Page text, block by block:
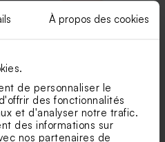
À propos des cookies
de personnaliser le
des fonctionnalités
et d'analyser notre trafic.
des informations sur
nos partenaires de
Enveloppe rose pâle